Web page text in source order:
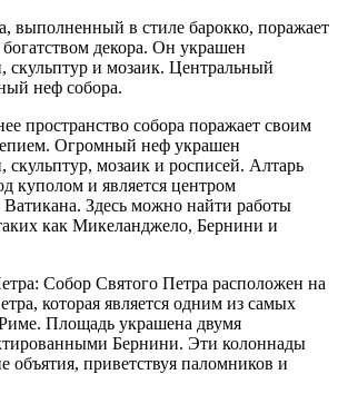
выполненный в стиле барокко, поражает
декора. Он украшен
скульптур и мозаик. Центральный
неф собора.
пространство собора поражает своим
Огромный неф украшен
мозаик и росписей. Алтарь
куполом и является центром
Здесь можно найти работы
как Микеланджело, Бернини и
Собор Святого Петра расположен на
которая является одним из самых
Площадь украшена двумя
Бернини. Эти колоннады
объятия, приветствуя паломников и